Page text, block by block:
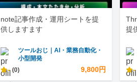
note記事作成・運用シートを提
供しますます
ツールおじ｜AI・業務自動化・
小型開発
- (0) 9,800円
提
-